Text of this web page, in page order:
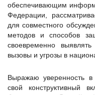
обеспечивающим
Федерации,
для совместного
методов и способов
своевременно
вызовы и угрозы в
Выражаю уверенность
свой конструктивный